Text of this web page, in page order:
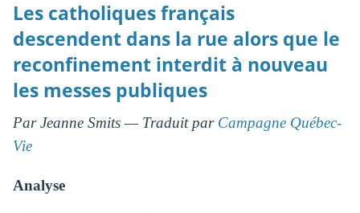
Les catholiques français
descendent dans la rue alors que le
reconfinement interdit à nouveau
les messes publiques
Par Jeanne Smits — Traduit par Campagne Québec-
Vie
Analyse